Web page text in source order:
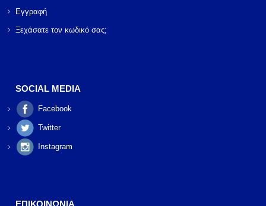
Εγγραφή
Ξεχάσατε τον κωδικό σας;
SOCIAL MEDIA
Facebook
Twitter
Instagram
ΕΠΙΚΟΙΝΩΝΙΑ